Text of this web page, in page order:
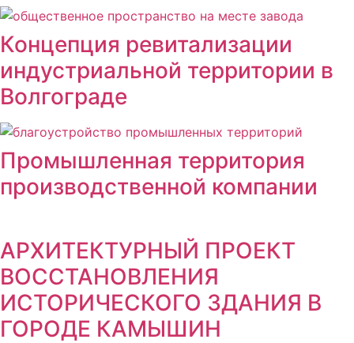
Концепция ревитализации
индустриальной территории в
Волгограде
Промышленная территория
производственной компании
АРХИТЕКТУРНЫЙ ПРОЕКТ
ВОССТАНОВЛЕНИЯ
ИСТОРИЧЕСКОГО ЗДАНИЯ В
ГОРОДЕ КАМЫШИН